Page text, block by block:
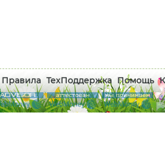
Правила ТехПоддержка Помощь